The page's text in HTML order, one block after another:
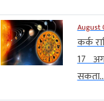
August
कर्क
17